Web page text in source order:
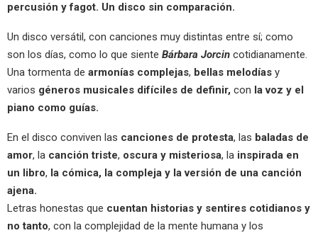
percusión y fagot. Un disco sin comparación.
Un disco versátil, con canciones muy distintas entre sí; como
son los días, como lo que siente Bárbara Jorcin cotidianamente.
Una tormenta de armonías complejas, bellas melodías y
varios géneros musicales difíciles de definir, con la voz y el
piano como guías.
En el disco conviven las canciones de protesta, las baladas de
amor, la canción triste, oscura y misteriosa, la inspirada en
un libro, la cómica, la compleja y la versión de una canción
ajena.
Letras honestas que cuentan historias y sentires cotidianos y
no tanto, con la complejidad de la mente humana y los